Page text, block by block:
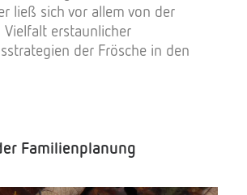
ließ sich vor allem von der
erstaunlicher
der Frösche in den
Familienplanung